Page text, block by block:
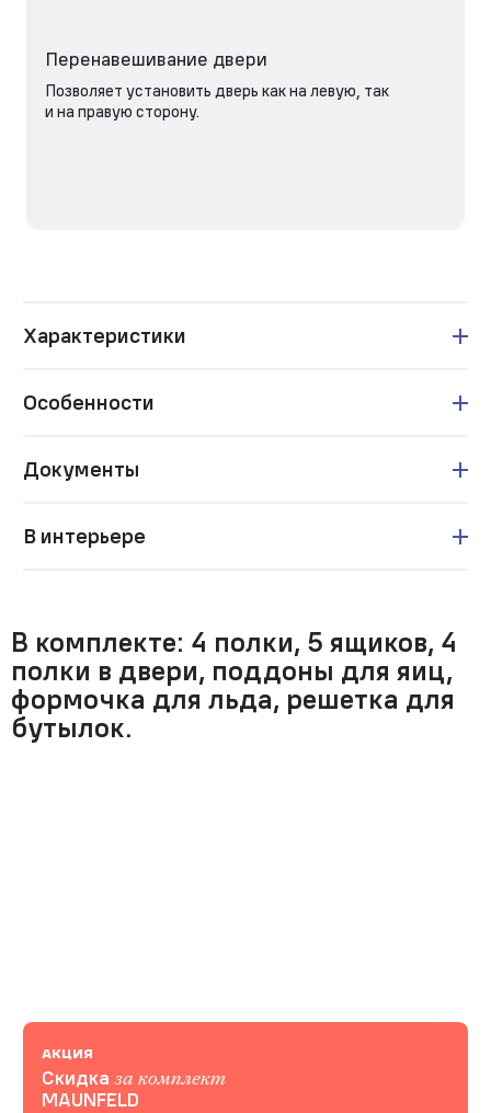
Перенавешивание двери
Позволяет установить дверь как на левую, так
и на правую сторону.
Характеристики
Особенности
Документы
В интерьере
В комплекте: 4 полки, 5 ящиков, 4
полки в двери, поддоны для яиц,
формочка для льда, решетка для
бутылок.
АКЦИЯ
Скидка за комплект
MAUNFELD